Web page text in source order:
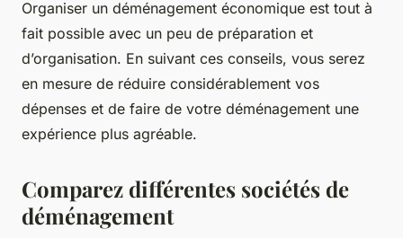
Organiser un déménagement économique est tout à
fait possible avec un peu de préparation et
d’organisation. En suivant ces conseils, vous serez
en mesure de réduire considérablement vos
dépenses et de faire de votre déménagement une
expérience plus agréable.
Comparez différentes sociétés de
déménagement